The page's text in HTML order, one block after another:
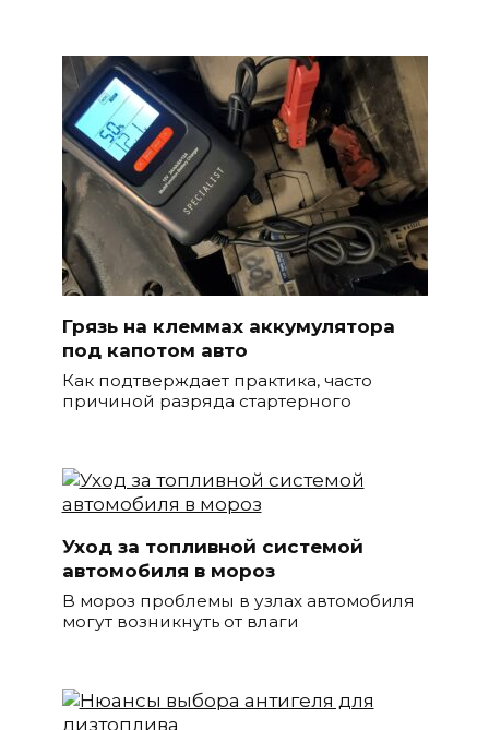
Грязь на клеммах аккумулятора
под капотом авто
Как подтверждает практика, часто
причиной разряда стартерного
Уход за топливной системой
автомобиля в мороз
В мороз проблемы в узлах автомобиля
могут возникнуть от влаги